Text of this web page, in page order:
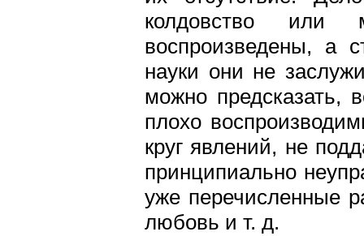
колдовство или
воспроизведены, а
науки они не
можно предсказать,
плохо
круг явлений, не
принципиально
уже перечисленные
любовь и т. д.